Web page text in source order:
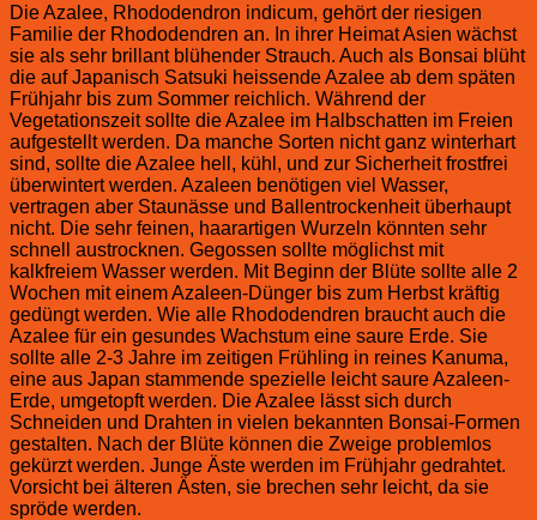
Die Azalee, Rhododendron indicum, gehört der riesigen
Familie der Rhododendren an. In ihrer Heimat Asien wächst
sie als sehr brillant blühender Strauch. Auch als Bonsai blüht
die auf Japanisch Satsuki heissende Azalee ab dem späten
Frühjahr bis zum Sommer reichlich. Während der
Vegetationszeit sollte die Azalee im Halbschatten im Freien
aufgestellt werden. Da manche Sorten nicht ganz winterhart
sind, sollte die Azalee hell, kühl, und zur Sicherheit frostfrei
überwintert werden. Azaleen benötigen viel Wasser,
vertragen aber Staunässe und Ballentrockenheit überhaupt
nicht. Die sehr feinen, haarartigen Wurzeln könnten sehr
schnell austrocknen. Gegossen sollte möglichst mit
kalkfreiem Wasser werden. Mit Beginn der Blüte sollte alle 2
Wochen mit einem Azaleen-Dünger bis zum Herbst kräftig
gedüngt werden. Wie alle Rhododendren braucht auch die
Azalee für ein gesundes Wachstum eine saure Erde. Sie
sollte alle 2-3 Jahre im zeitigen Frühling in reines Kanuma,
eine aus Japan stammende spezielle leicht saure Azaleen-
Erde, umgetopft werden. Die Azalee lässt sich durch
Schneiden und Drahten in vielen bekannten Bonsai-Formen
gestalten. Nach der Blüte können die Zweige problemlos
gekürzt werden. Junge Äste werden im Frühjahr gedrahtet.
Vorsicht bei älteren Ästen, sie brechen sehr leicht, da sie
spröde werden.